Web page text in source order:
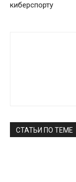
киберспорту
СТАТЬИ ПО ТЕМЕ